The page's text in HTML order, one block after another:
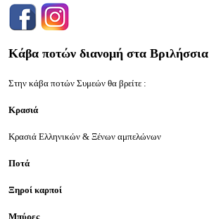
Κάβα ποτών διανομή στα Βριλήσσια
Στην κάβα ποτών Συμεών θα βρείτε :
Κρασιά
Κρασιά Ελληνικών & Ξένων αμπελώνων
Ποτά
Ξηροί καρποί
Μπύρες